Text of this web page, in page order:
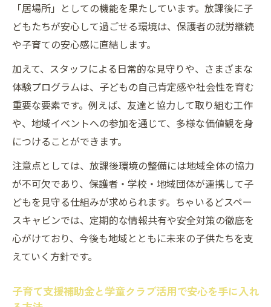
「居場所」としての機能を果たしています。放課後に子
どもたちが安心して過ごせる環境は、保護者の就労継続
や子育ての安心感に直結します。
加えて、スタッフによる日常的な見守りや、さまざまな
体験プログラムは、子どもの自己肯定感や社会性を育む
重要な要素です。例えば、友達と協力して取り組む工作
や、地域イベントへの参加を通じて、多様な価値観を身
につけることができます。
注意点としては、放課後環境の整備には地域全体の協力
が不可欠であり、保護者・学校・地域団体が連携して子
どもを見守る仕組みが求められます。ちゃいるどスペー
スキャビンでは、定期的な情報共有や安全対策の徹底を
心がけており、今後も地域とともに未来の子供たちを支
えていく方針です。
子育て支援補助金と学童クラブ活用で安心を手に入れ